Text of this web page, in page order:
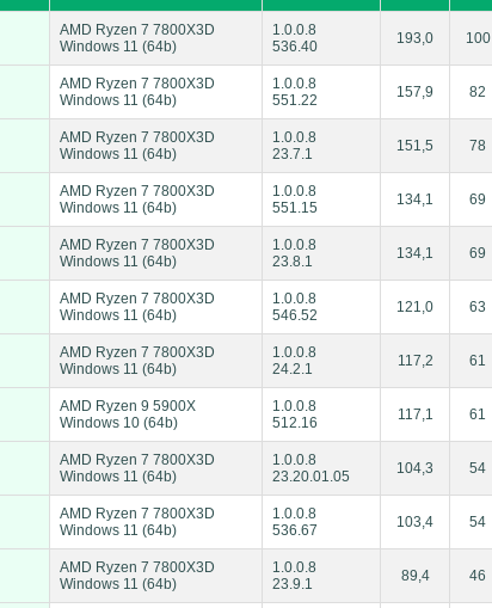
AMD Ryzen 7 7800X3D
Windows 11 (64b)
1.0.0.8
536.40
193,0 100
AMD Ryzen 7 7800X3D
Windows 11 (64b)
1.0.0.8
551.22
157,9 82
AMD Ryzen 7 7800X3D
Windows 11 (64b)
1.0.0.8
23.7.1
151,5 78
AMD Ryzen 7 7800X3D
Windows 11 (64b)
1.0.0.8
551.15
134,1 69
AMD Ryzen 7 7800X3D
Windows 11 (64b)
1.0.0.8
23.8.1
134,1 69
AMD Ryzen 7 7800X3D
Windows 11 (64b)
1.0.0.8
546.52
121,0 63
AMD Ryzen 7 7800X3D
Windows 11 (64b)
1.0.0.8
24.2.1
117,2 61
AMD Ryzen 9 5900X
Windows 10 (64b)
1.0.0.8
512.16
117,1 61
AMD Ryzen 7 7800X3D
Windows 11 (64b)
1.0.0.8
23.20.01.05
104,3 54
AMD Ryzen 7 7800X3D
Windows 11 (64b)
1.0.0.8
536.67
103,4 54
AMD Ryzen 7 7800X3D
Windows 11 (64b)
1.0.0.8
23.9.1
89,4 46